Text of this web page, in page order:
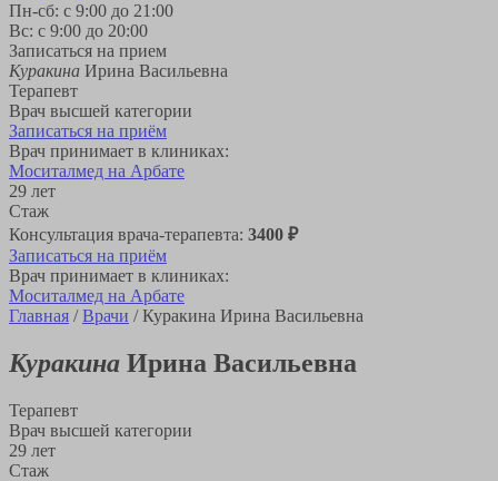
Пн-сб: с 9:00 до 21:00
Вс: с 9:00 до 20:00
Записаться на прием
Куракина Ирина Васильевна
Терапевт
Врач высшей категории
Записаться на приём
Врач принимает в клиниках:
Моситалмед на Арбате
29 лет
Стаж
Консультация врача-терапевта: 3400 ₽
Записаться на приём
Врач принимает в клиниках:
Моситалмед на Арбате
Главная /Врачи /Куракина Ирина Васильевна
Куракина Ирина Васильевна
Терапевт
Врач высшей категории
29 лет
Стаж